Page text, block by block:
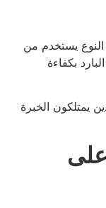
يستخدم من
بكفاءة
الخبرة